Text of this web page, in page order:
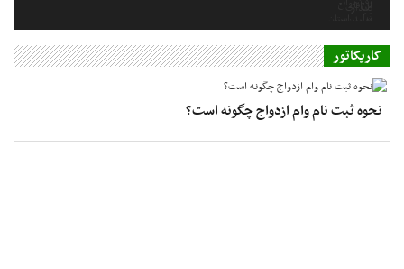
کاریکاتور
نحوه ثبت نام وام ازدواج چگونه است؟